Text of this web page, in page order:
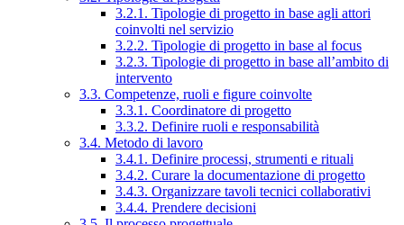
3.2.1. Tipologie di progetto in base agli attori
coinvolti nel servizio
3.2.2. Tipologie di progetto in base al focus
3.2.3. Tipologie di progetto in base all’ambito di
intervento
3.3. Competenze, ruoli e figure coinvolte
3.3.1. Coordinatore di progetto
3.3.2. Definire ruoli e responsabilità
3.4. Metodo di lavoro
3.4.1. Definire processi, strumenti e rituali
3.4.2. Curare la documentazione di progetto
3.4.3. Organizzare tavoli tecnici collaborativi
3.4.4. Prendere decisioni